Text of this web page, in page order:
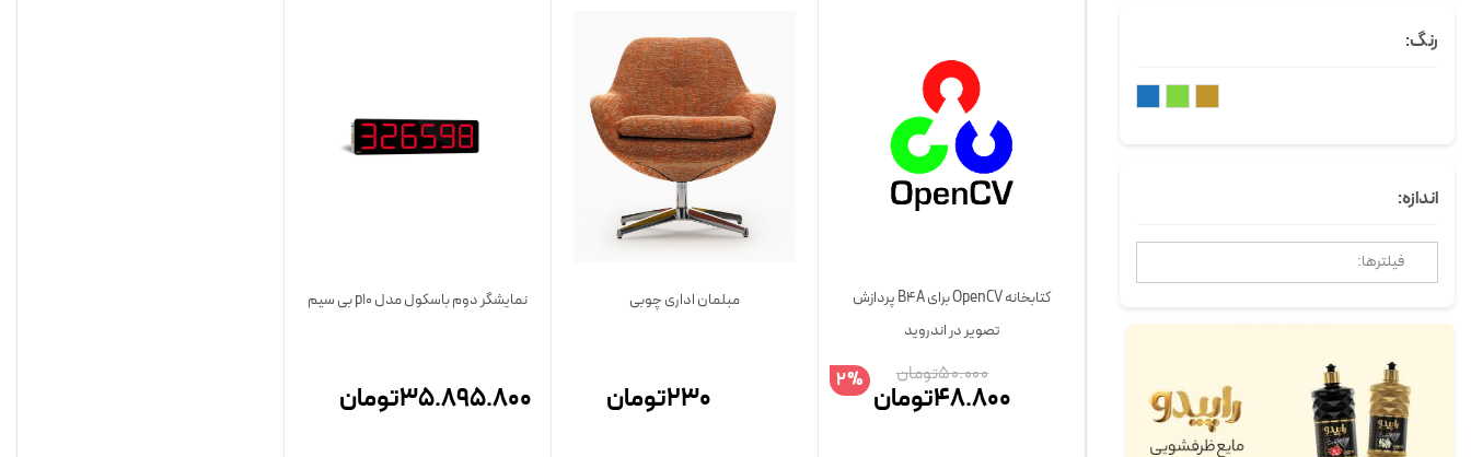
رنگ:
اندازه:
فیلترها:
کتابخانه OpenCV برای B4A پردازش
تصویر در اندروید
50.000تومان
48.800تومان
2%
مبلمان اداری چوبی
230تومان
نمایشگر دوم باسکول مدل p10 بی سیم
35.895.800تومان